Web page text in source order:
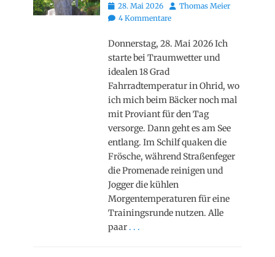
Posted
on
28. Mai 2026 AutorThomas Meier
4 Kommentare
Donnerstag, 28. Mai 2026 Ich
starte bei Traumwetter und
idealen 18 Grad
Fahrradtemperatur in Ohrid, wo
ich mich beim Bäcker noch mal
mit Proviant für den Tag
versorge. Dann geht es am See
entlang. Im Schilf quaken die
Frösche, während Straßenfeger
die Promenade reinigen und
Jogger die kühlen
Morgentemperaturen für eine
Trainingsrunde nutzen. Alle
paar . . .